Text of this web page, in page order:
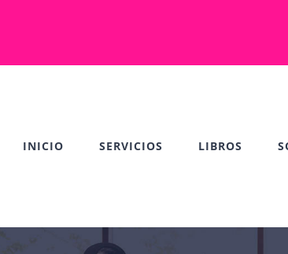
INICIO SERVICIOS LIBROS